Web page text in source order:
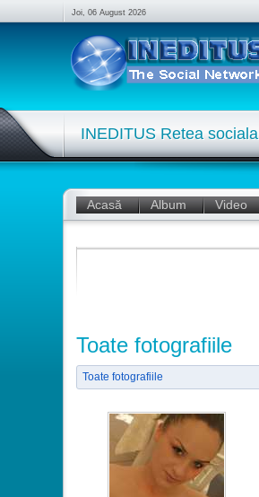
Joi, 06 August 2026
INEDITUS Retea sociala
Acasă Album Video
Toate fotografiile
Toate fotografiile